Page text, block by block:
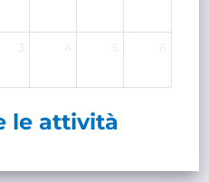
3 4 5 6
le attività